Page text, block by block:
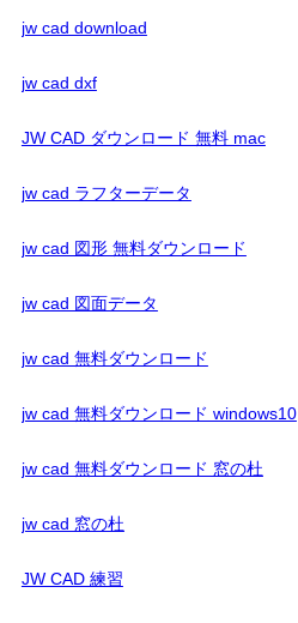
jw cad download
jw cad dxf
JW CAD ダウンロード 無料 mac
jw cad ラフターデータ
jw cad 図形 無料ダウンロード
jw cad 図面データ
jw cad 無料ダウンロード
jw cad 無料ダウンロード windows10
jw cad 無料ダウンロード 窓の杜
jw cad 窓の杜
JW CAD 練習